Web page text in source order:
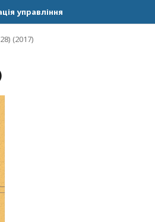
управління
(2017)